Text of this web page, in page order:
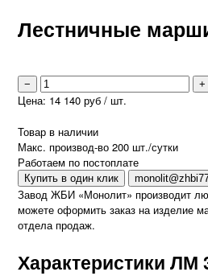
Лестничные
− +
Цена: 14 140 руб / шт.
Товар в наличии
Макс. производ-во 200 шт./сутки
Работаем по постоплате
Купить в один клик
Завод ЖБИ «Монолит» производит
можете оформить заказ на изделие
отдела продаж.
Характеристики ЛМ